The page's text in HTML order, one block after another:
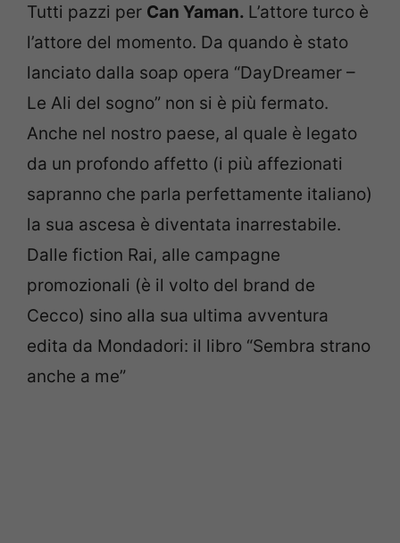
Tutti pazzi per Can Yaman. L’attore turco è
l’attore del momento. Da quando è stato
lanciato dalla soap opera “DayDreamer –
Le Ali del sogno” non si è più fermato.
Anche nel nostro paese, al quale è legato
da un profondo affetto (i più affezionati
sapranno che parla perfettamente italiano)
la sua ascesa è diventata inarrestabile.
Dalle fiction Rai, alle campagne
promozionali (è il volto del brand de
Cecco) sino alla sua ultima avventura
edita da Mondadori: il libro “Sembra strano
anche a me”